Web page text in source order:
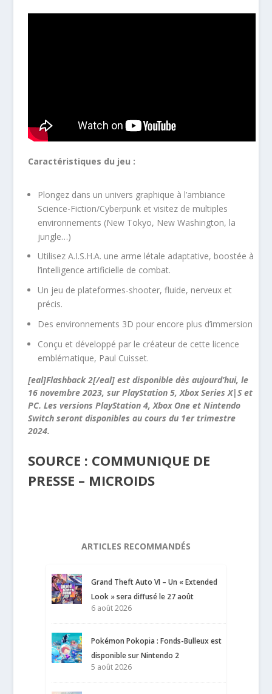
Caractéristiques du jeu :
Plongez dans un univers graphique à l’ambiance
Science-Fiction/Cyberpunk et visitez de multiples
environnements (New Tokyo, New Washington, la
jungle…)
Utilisez A.I.S.H.A. une arme létale adaptative, boostée à
l’intelligence artificielle de combat.
Un jeu de plateformes-shooter, fluide, nerveux et
précis.
Des environnements 3D pour encore plus d’immersion
Conçu et développé par le créateur de cette licence
emblématique, Paul Cuisset.
[eal]Flashback 2[/eal] est disponible dès aujourd’hui, le
16 novembre 2023, sur PlayStation 5, Xbox Series X|S et
PC. Les versions PlayStation 4, Xbox One et Nintendo
Switch seront disponibles au cours du 1ertrimestre
2024.
SOURCE : COMMUNIQUE DE
PRESSE – MICROIDS
ARTICLES RECOMMANDÉS
Grand Theft Auto VI – Un « Extended
Look » sera diffusé le 27 août
6 août 2026
Pokémon Pokopia : Fonds-Bulleux est
disponible sur Nintendo 2
5 août 2026